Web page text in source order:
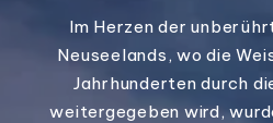
Im Herzen der
Neuseelands, wo die
Jahrhunderten durch
weitergegeben wird,